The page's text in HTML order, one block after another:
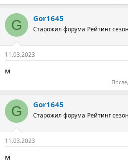
G Gor1645
Старожил форума Рейтинг
11.03.2023
м
G Gor1645
Старожил форума Рейтинг
11.03.2023
м